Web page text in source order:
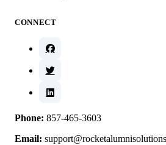
CONNECT
Phone: 857-465-3603
Email: